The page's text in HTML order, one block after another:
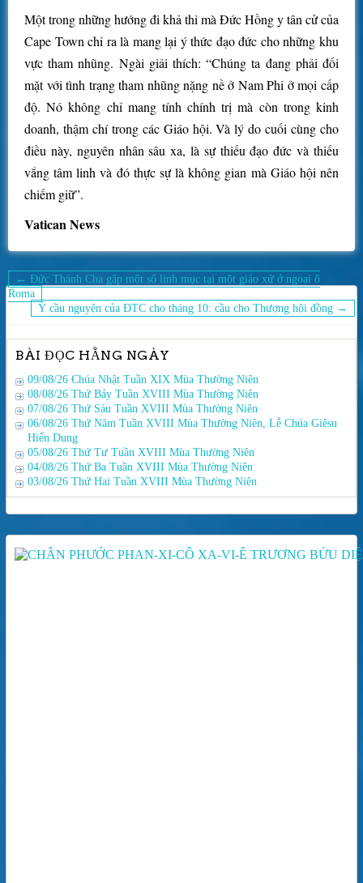
Một trong những hướng đi khả thi mà Đức Hồng y tân cử của
Cape Town chỉ ra là mang lại ý thức đạo đức cho những khu
vực tham nhũng. Ngài giải thích: “Chúng ta đang phải đối
mặt với tình trạng tham nhũng nặng nề ở Nam Phi ở mọi cấp
độ. Nó không chỉ mang tính chính trị mà còn trong kinh
doanh, thậm chí trong các Giáo hội. Và lý do cuối cùng cho
điều này, nguyên nhân sâu xa, là sự thiếu đạo đức và thiếu
vắng tâm linh và đó thực sự là không gian mà Giáo hội nên
chiếm giữ”.
Vatican News
Điều
hướng
bài
← Đức Thánh Cha gặp một số linh mục tại một giáo xứ ở ngoại ô
Roma
Ý cầu nguyện của ĐTC cho tháng 10: cầu cho Thượng hội đồng →
BÀI ĐỌC HẰNG NGÀY
09/08/26 Chúa Nhật Tuần XIX Mùa Thường Niên
08/08/26 Thứ Bảy Tuần XVIII Mùa Thường Niên
07/08/26 Thứ Sáu Tuần XVIII Mùa Thường Niên
06/08/26 Thứ Năm Tuần XVIII Mùa Thường Niên, Lễ Chúa Giêsu
Hiển Dung
05/08/26 Thứ Tư Tuần XVIII Mùa Thường Niên
04/08/26 Thứ Ba Tuần XVIII Mùa Thường Niên
03/08/26 Thứ Hai Tuần XVIII Mùa Thường Niên